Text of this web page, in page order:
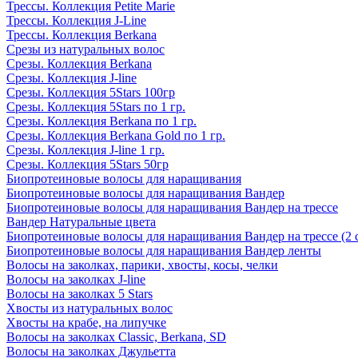
Трессы. Коллекция Petite Marie
Трессы. Коллекция J-Line
Трессы. Коллекция Berkana
Срезы из натуральных волос
Срезы. Коллекция Berkana
Срезы. Коллекция J-line
Срезы. Коллекция 5Stars 100гр
Срезы. Коллекция 5Stars по 1 гр.
Срезы. Коллекция Berkana по 1 гр.
Срезы. Коллекция Berkana Gold по 1 гр.
Срезы. Коллекция J-line 1 гр.
Срезы. Коллекция 5Stars 50гр
Биопротеиновые волосы для наращивания
Биопротеиновые волосы для наращивания Вандер
Биопротеиновые волосы для наращивания Вандер на трессе
Вандер Натуральные цвета
Биопротеиновые волосы для наращивания Вандер на трессе (2
Биопротеиновые волосы для наращивания Вандер ленты
Волосы на заколках, парики, хвосты, косы, челки
Волосы на заколках J-line
Волосы на заколках 5 Stars
Хвосты из натуральных волос
Хвосты на крабе, на липучке
Волосы на заколках Classic, Berkana, SD
Волосы на заколках Джульетта